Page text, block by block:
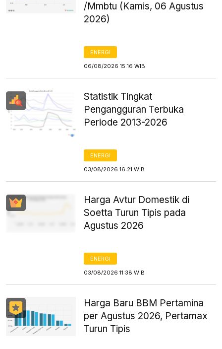
/Mmbtu (Kamis, 06 Agustus
2026)
ENERGI
06/08/2026 15:16 WIB
Statistik Tingkat
Pengangguran Terbuka
Periode 2013-2026
ENERGI
03/08/2026 16:21 WIB
Harga Avtur Domestik di
Soetta Turun Tipis pada
Agustus 2026
ENERGI
03/08/2026 11:38 WIB
Harga Baru BBM Pertamina
per Agustus 2026, Pertamax
Turun Tipis